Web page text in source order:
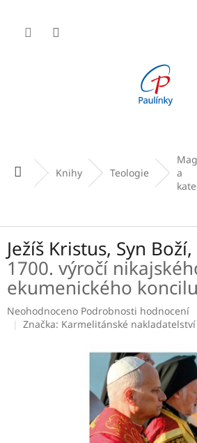
obsah
Domů Knihy Teologie
a
Ježíš Kristus, Syn
1700. výročí
ekumenického koncilu
Průměrné
hodnocení
Neohodnoceno Podrobnosti hodnocení
Značka: Karmelitánské nakladatelství